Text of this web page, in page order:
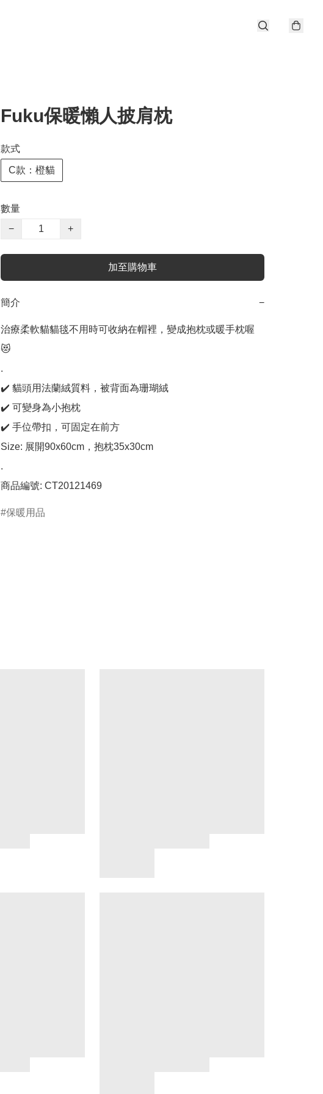
Fuku保暖懶人披肩枕
款式
C款：橙貓
數量
−
+
加至購物車
簡介 −
治療柔軟貓貓毯不用時可收納在帽裡，變成抱枕或暖手枕喔
😻
.
✔️ 貓頭用法蘭絨質料，被背面為珊瑚絨
✔️ 可變身為小抱枕
✔️ 手位帶扣，可固定在前方
Size: 展開90x60cm，抱枕35x30cm
.
商品編號: CT20121469
保暖用品